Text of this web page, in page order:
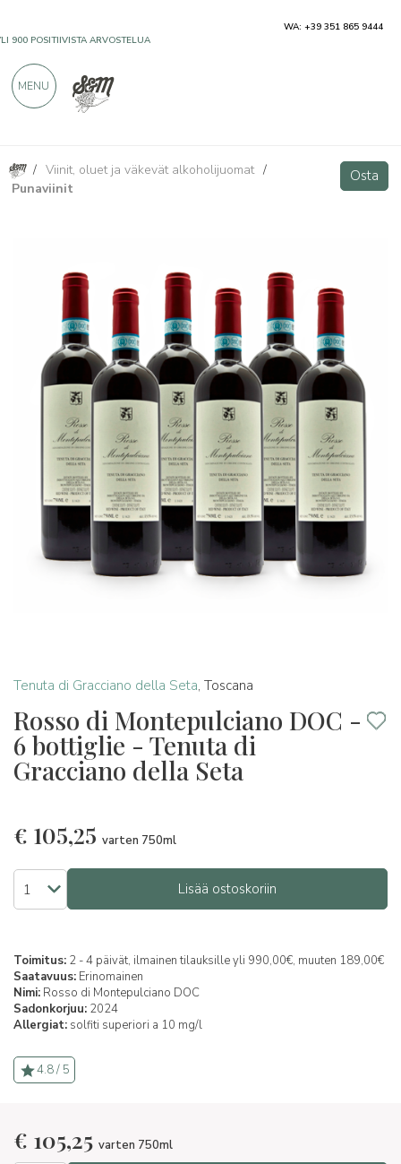
/ Viinit, oluet ja väkevät alkoholijuomat /
Punaviinit
Osta
Tenuta di Gracciano della Seta, Toscana
Rosso di Montepulciano DOC -
6 bottiglie - Tenuta di
Gracciano della Seta
€ 105,25 varten 750ml
Lisää ostoskoriin
Toimitus: 2 - 4 päivät, ilmainen tilauksille yli 990,00€, muuten 189,00€
Saatavuus: Erinomainen
Nimi: Rosso di Montepulciano DOC
Sadonkorjuu: 2024
Allergiat: solfiti superiori a 10 mg/l
4.8 / 5
€ 105,25 varten 750ml
Osta
WA: +39 351 865 9444
MENU